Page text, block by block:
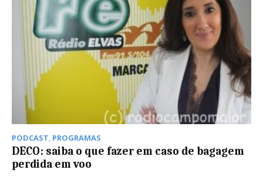
PODCAST, PROGRAMAS
DECO: saiba o que fazer em caso de bagagem
perdida em voo